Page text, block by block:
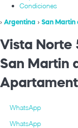
Condiciones
› Argentina › San Martin
Vista Norte
San Martin
WhatsApp
WhatsApp